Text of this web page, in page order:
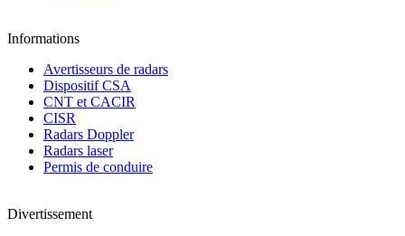
Informations
Avertisseurs de radars
Dispositif CSA
CNT et CACIR
CISR
Radars Doppler
Radars laser
Permis de conduire
Divertissement